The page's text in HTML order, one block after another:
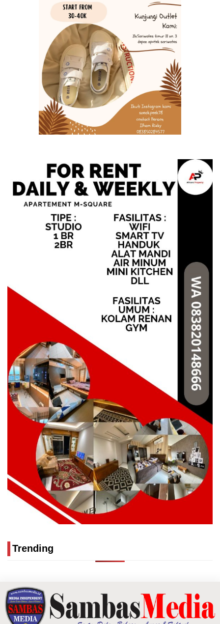
Trending